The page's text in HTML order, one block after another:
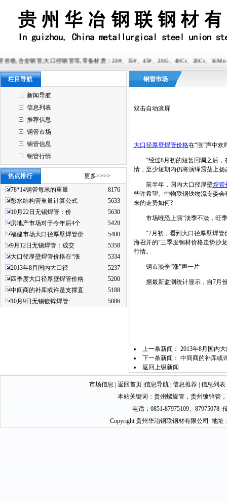
,合金钢管,大口径钢管等,常备材质：20#、35#、45#、20G、40Cr、20Cr、
栏目导航
新闻导航
信息列表
推荐信息
钢管市场
钢管信息
钢管行情
热点排行
更多>>>>
78*14钢管每米的重量
8176
彭水结构管重量计算公式
5633
10月22日无锡焊管：价
5630
房地产市场对于今年后4个
5428
福建市场大口径厚壁焊管价
5400
9月12日无锡焊管：成交
5358
大口径厚壁焊管价格在“涨
5334
2013年8月国内大口径
5237
四季度大口径厚壁焊管价格
5200
中间商的补库或许是支撑直
5188
10月9日无锡镀锌焊管:
5086
钢管市场
双击自动滚屏
大口径厚壁焊管价格在“涨”声中欢
“经过8月初的短暂回调之后，
情，至少短期内仍将演绎震荡上
前半年，国内大口径厚壁焊管
些许希望。中物联钢铁物流专委
来的走势如何?
市场唯恐上演“淡季不淡，旺季
“7月初，看到大口径厚壁焊管
海召开的“三季度钢材价格走势沙
行情。
钢市淡季“涨”声一片
据最新监测统计显示，自7月份
上一条新闻： 2013年8月国内
下一条新闻： 中间商的补库或
返回上级新闻
市场信息 返回首页| 信息导航| 信息推荐| 信息列表
本站关键词： 贵州螺旋管 ， 贵州镀锌管 ，
电话：0851-87975109、87975078
Copyright 贵州华冶钢联钢材有限公司 地